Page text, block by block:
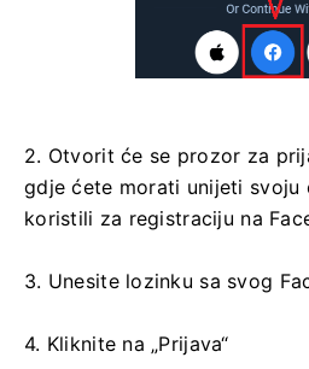
2. Otvorit će se prozor za
gdje ćete morati unijeti svoju
koristili za registraciju na
3. Unesite lozinku sa svog
4. Kliknite na „Prijava“